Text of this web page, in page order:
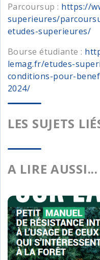
Parcoursup : https://
superieures/
etudes-superieures/
Bourse étudiante :
lemag.fr/etudes-
conditions-pour-
2024/
LES SUJETS
A LIRE AUSSI...